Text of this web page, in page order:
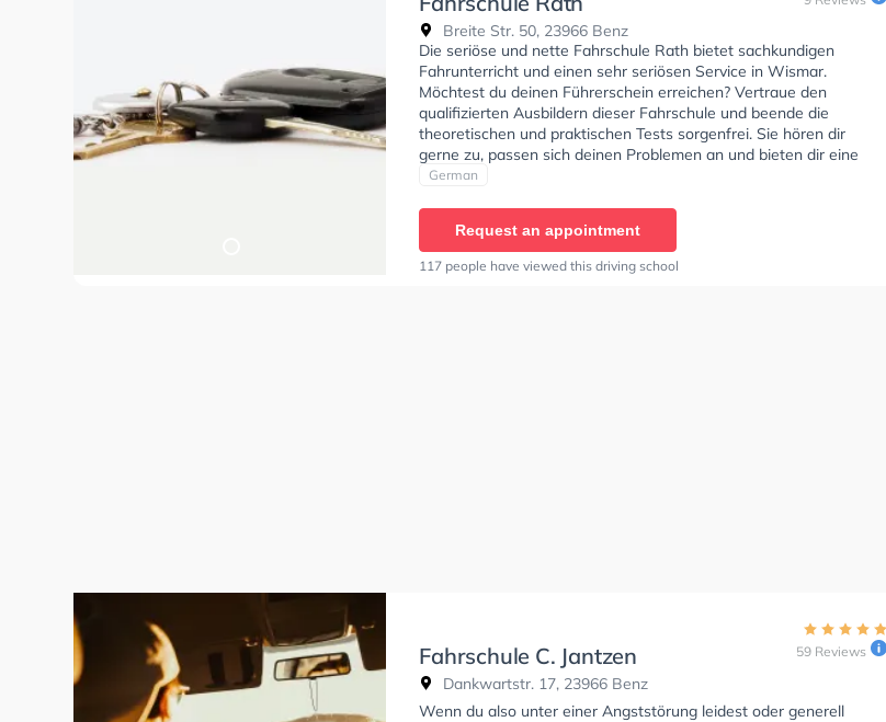
Breite Str. 50, 23966 Benz
Die seriöse und nette Fahrschule Rath bietet sachkundigen
Fahrunterricht und einen sehr seriösen Service in Wismar.
Möchtest du deinen Führerschein erreichen? Vertraue den
qualifizierten Ausbildern dieser Fahrschule und beende die
theoretischen und praktischen Tests sorgenfrei. Sie hören dir
gerne zu, passen sich deinen Problemen an und bieten dir eine
angepasste Lernerfahrung.
German
Request an appointment
117 people have viewed this driving school
Fahrschule C. Jantzen
Dankwartstr. 17, 23966 Benz
59 Reviews
Wenn du also unter einer Angststörung leidest oder generell